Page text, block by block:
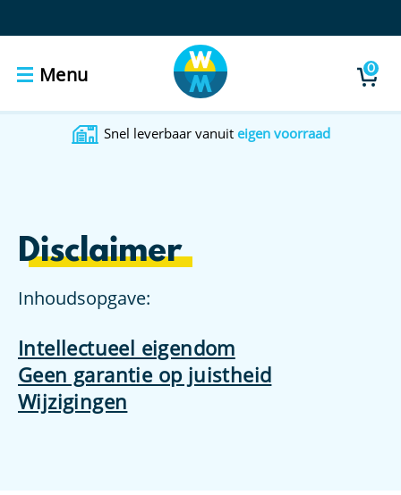
Menu 0
Snel leverbaar vanuit eigen voorraad
Disclaimer
Inhoudsopgave:
Intellectueel eigendom
Geen garantie op juistheid
Wijzigingen